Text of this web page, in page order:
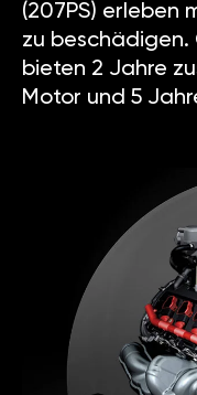
(207PS) erleben
zu beschädigen.
bieten 2 Jahre
Motor und 5